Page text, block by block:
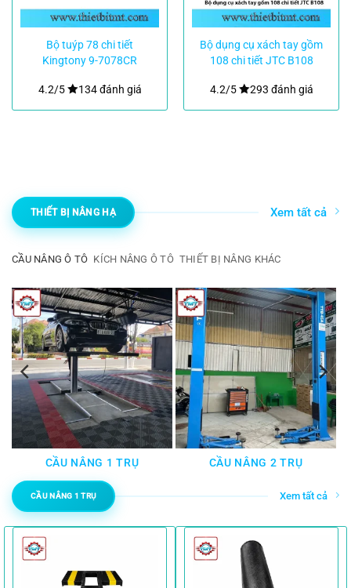
Bộ tuýp 78 chi tiết
Kingtony 9-7078CR
4.2/5 134 đánh giá
Bộ dụng cụ xách tay gồm
108 chi tiết JTC B108
4.2/5 293 đánh giá
THIẾT BỊ NÂNG HẠ Xem tất cả
CẦU NÂNG Ô TÔ KÍCH NÂNG Ô TÔ THIẾT BỊ NÂNG KHÁC
CẦU NÂNG 1 TRỤ CẦU NÂNG 2 TRỤ
CẦU NÂNG 1 TRỤ Xem tất cả